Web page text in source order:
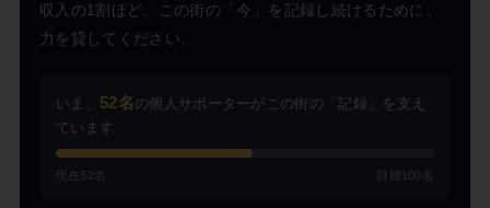
収入の1割ほど。この街の「今」を記録し続けるために、
力を貸してください。
いま、 52名 の個人サポーターがこの街の「記録」を支え
ています
現在52名 目標100名